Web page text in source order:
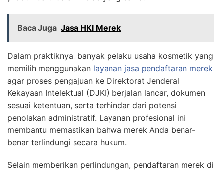
Baca Juga Jasa HKI Merek
Dalam praktiknya, banyak pelaku usaha kosmetik yang
memilih menggunakan layanan jasa pendaftaran merek
agar proses pengajuan ke Direktorat Jenderal
Kekayaan Intelektual (DJKI) berjalan lancar, dokumen
sesuai ketentuan, serta terhindar dari potensi
penolakan administratif. Layanan profesional ini
membantu memastikan bahwa merek Anda benar-
benar terlindungi secara hukum.
Selain memberikan perlindungan, pendaftaran merek di